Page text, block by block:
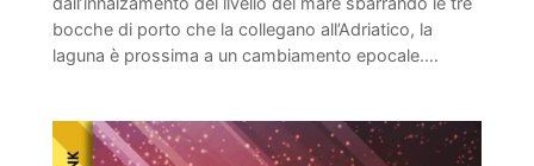
bocche di porto che la collegano all’Adriatico, la
laguna è prossima a un cambiamento epocale.…